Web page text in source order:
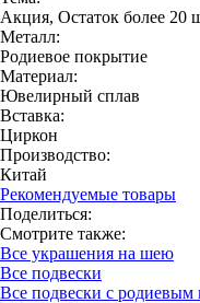
Акция, Остаток более 20
Металл:
Родиевое покрытие
Материал:
Ювелирный сплав
Вставка:
Циркон
Производство:
Китай
Рекомендуемые товары
Поделиться:
Смотрите также:
Все украшения на шею
Все подвески
Все подвески с